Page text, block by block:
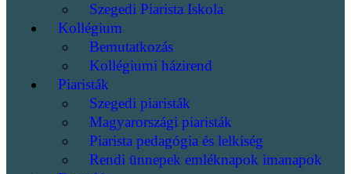
Szegedi Piarista Iskola
Kollégium
Bemutatkozás
Kollégiumi házirend
Piaristák
Szegedi piaristák
Magyarországi piaristák
Piarista pedagógia és lelkiség
Rendi ünnepek emléknapok imanapok